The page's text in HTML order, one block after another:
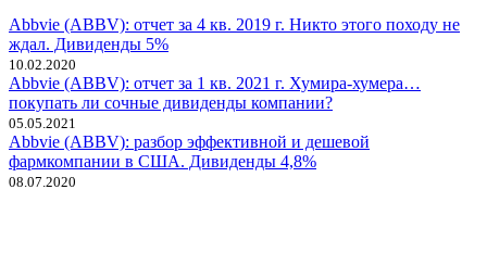
Abbvie (ABBV): отчет за 4 кв. 2019 г. Никто этого походу не
ждал. Дивиденды 5%
10.02.2020
Abbvie (ABBV): отчет за 1 кв. 2021 г. Хумира-хумера…
покупать ли сочные дивиденды компании?
05.05.2021
Abbvie (ABBV): разбор эффективной и дешевой
фармкомпании в США. Дивиденды 4,8%
08.07.2020